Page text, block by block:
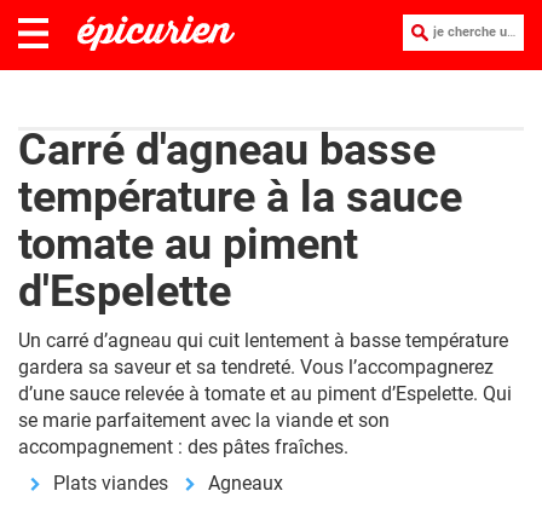
je cherche une recette :
Carré d'agneau basse
température à la sauce
tomate au piment
d'Espelette
Un carré d’agneau qui cuit lentement à basse température
gardera sa saveur et sa tendreté. Vous l’accompagnerez
d’une sauce relevée à tomate et au piment d’Espelette. Qui
se marie parfaitement avec la viande et son
accompagnement : des pâtes fraîches.
Plats viandes
Agneaux